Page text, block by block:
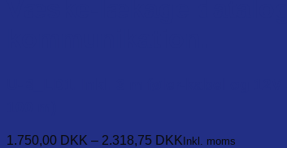
1.750,00 DKK – 2.318,75 DKK Inkl. moms